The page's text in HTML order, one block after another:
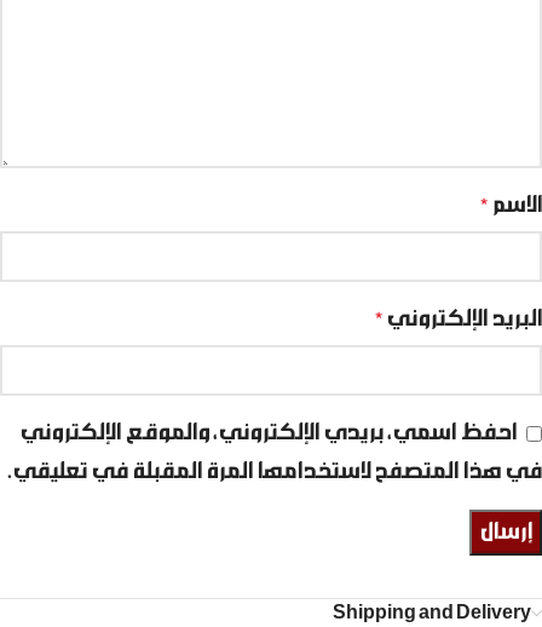
الاسم *
البريد الإلكتروني *
احفظ اسمي، بريدي الإلكتروني، والموقع الإلكتروني
في هذا المتصفح لاستخدامها المرة المقبلة في تعليقي.
Shipping and Delivery